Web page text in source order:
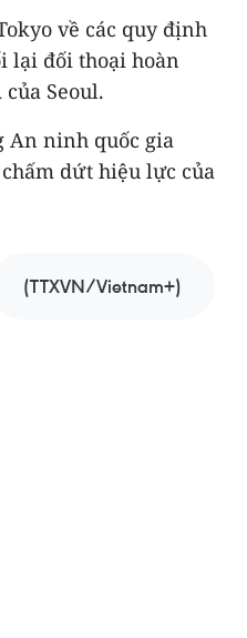
về các quy định
lại đối thoại hoàn
Seoul.
An ninh quốc gia
dứt hiệu lực của
(TTXVN/Vietnam+)